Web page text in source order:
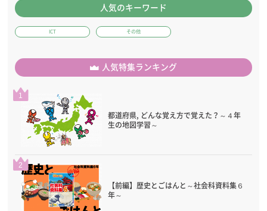
人気のキーワード
ICT その他
人気特集ランキング
1
都道府県, どんな覚え方で覚えた？～４年
生の地図学習～
2
【前編】歴史とごはんと～社会科資料集６
年～